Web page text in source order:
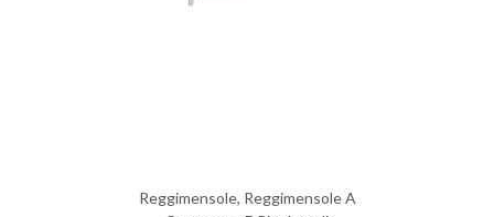
Reggimensole, Reggimensole A